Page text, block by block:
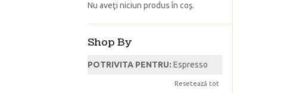
Nu aveţi niciun produs în coş.
Shop By
POTRIVITA PENTRU: Espresso
Resetează tot